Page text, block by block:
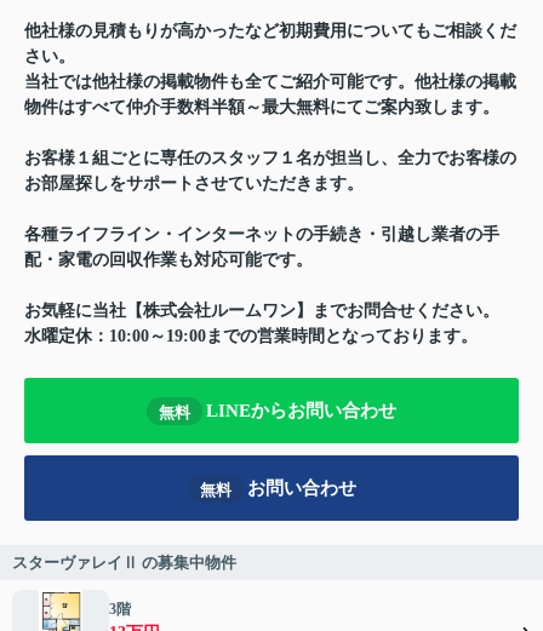
他社様の見積もりが高かったなど初期費用についてもご相談くだ
さい。
当社では他社様の掲載物件も全てご紹介可能です。他社様の掲載
物件はすべて仲介手数料半額～最大無料にてご案内致します。
お客様１組ごとに専任のスタッフ１名が担当し、全力でお客様の
お部屋探しをサポートさせていただきます。
各種ライフライン・インターネットの手続き・引越し業者の手
配・家電の回収作業も対応可能です。
お気軽に当社【株式会社ルームワン】までお問合せください。
水曜定休：10:00～19:00までの営業時間となっております。
無料 LINEからお問い合わせ
無料 お問い合わせ
スターヴァレイⅡ の募集中物件
3階